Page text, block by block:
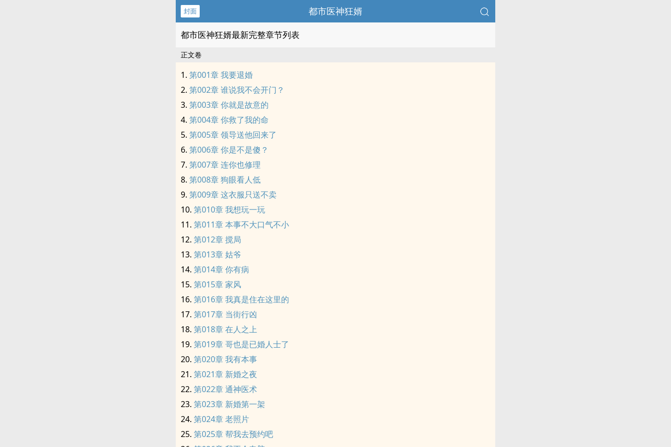
封面 都市医神狂婿
都市医神狂婿最新完整章节列表
正文卷
第001章 我要退婚
第002章 谁说我不会开门？
第003章 你就是故意的
第004章 你救了我的命
第005章 领导送他回来了
第006章 你是不是傻？
第007章 连你也修理
第008章 狗眼看人低
第009章 这衣服只送不卖
第010章 我想玩一玩
第011章 本事不大口气不小
第012章 搅局
第013章 姑爷
第014章 你有病
第015章 家风
第016章 我真是住在这里的
第017章 当街行凶
第018章 在人之上
第019章 哥也是已婚人士了
第020章 我有本事
第021章 新婚之夜
第022章 通神医术
第023章 新婚第一架
第024章 老照片
第025章 帮我去预约吧